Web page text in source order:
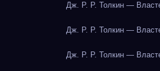
Дж. Р. Р. Толкин —
Дж. Р. Р. Толкин —
Дж. Р. Р. Толкин —